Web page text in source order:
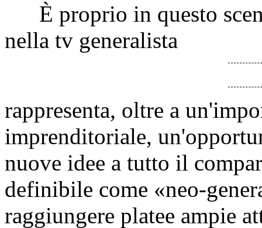
È proprio in questo
nella tv generalista
rappresenta, oltre a
imprenditoriale,
nuove idee a tutto il
definibile come «neo-
raggiungere platee ampie